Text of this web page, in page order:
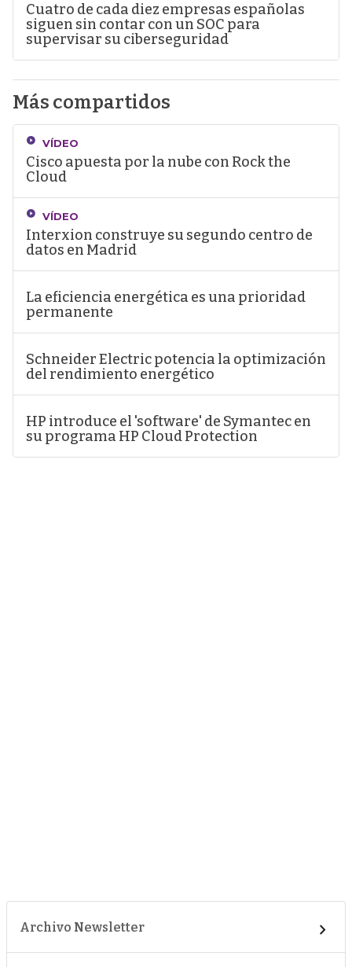
Cuatro de cada diez empresas españolas
siguen sin contar con un SOC para
supervisar su ciberseguridad
Más compartidos
VÍDEO
Cisco apuesta por la nube con Rock the
Cloud
VÍDEO
Interxion construye su segundo centro de
datos en Madrid
La eficiencia energética es una prioridad
permanente
Schneider Electric potencia la optimización
del rendimiento energético
HP introduce el 'software' de Symantec en
su programa HP Cloud Protection
Archivo Newsletter